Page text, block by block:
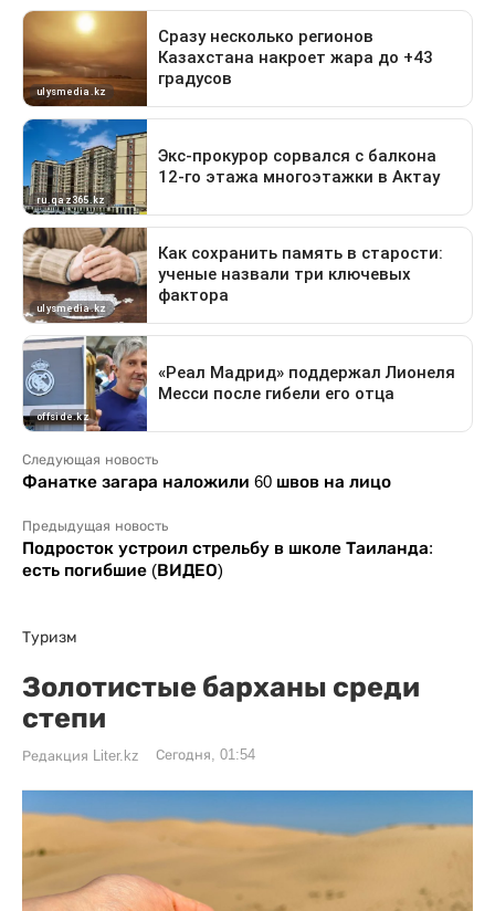
Следующая новость
Фанатке загара наложили 60 швов на лицо
Предыдущая новость
Подросток устроил стрельбу в школе Таиланда:
есть погибшие (ВИДЕО)
Туризм
Золотистые барханы среди
степи
Редакция Liter.kz Сегодня, 01:54